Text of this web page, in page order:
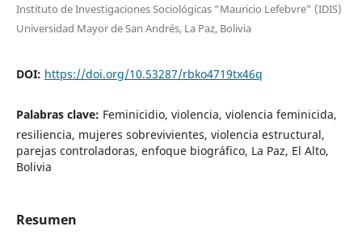
Instituto de Investigaciones Sociológicas “Mauricio Lefebvre” (IDIS)
Universidad Mayor de San Andrés, La Paz, Bolivia
DOI: https://doi.org/10.53287/rbko4719tx46q
Palabras clave: Feminicidio, violencia, violencia feminicida,
resiliencia, mujeres sobrevivientes, violencia estructural,
parejas controladoras, enfoque biográfico, La Paz, El Alto,
Bolivia
Resumen